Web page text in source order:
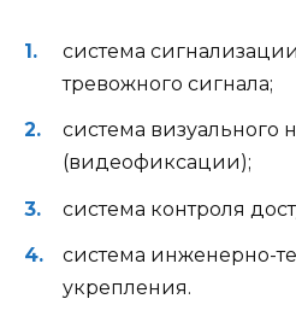
система
тревожного сигнала;
система визуального
(видеофиксации);
система контроля
система инженерно-
укрепления.